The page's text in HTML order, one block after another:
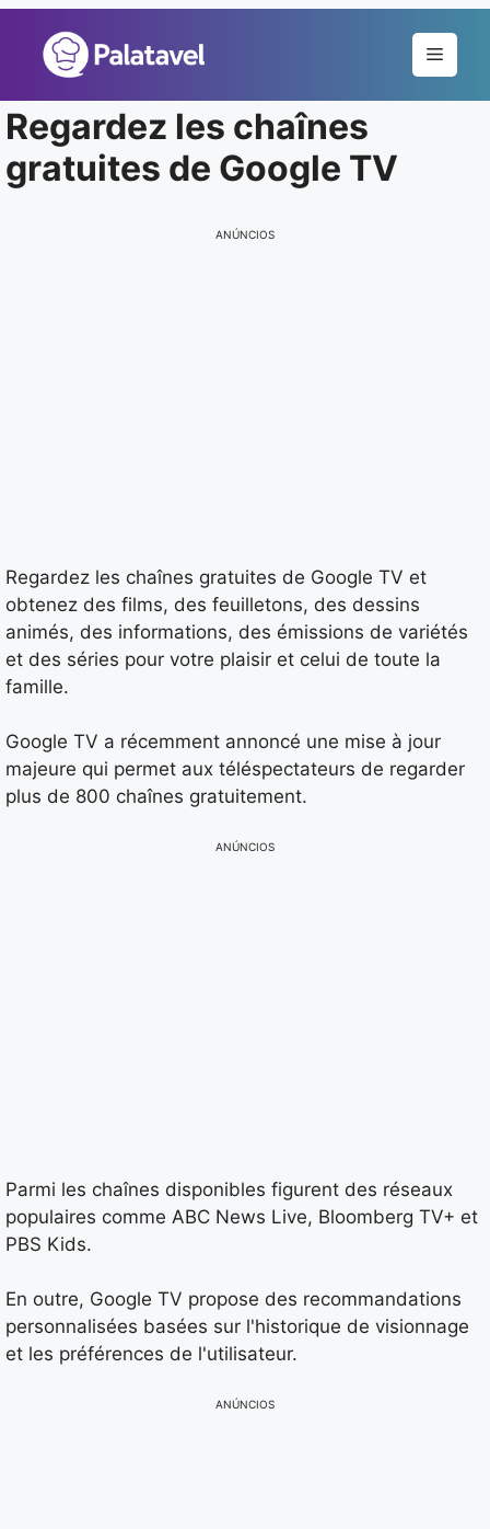
conteúdo
Menu
Regardez les chaînes
gratuites de Google TV
ANÚNCIOS
Regardez les chaînes gratuites de Google TV et
obtenez des films, des feuilletons, des dessins
animés, des informations, des émissions de variétés
et des séries pour votre plaisir et celui de toute la
famille.
Google TV a récemment annoncé une mise à jour
majeure qui permet aux téléspectateurs de regarder
plus de 800 chaînes gratuitement.
ANÚNCIOS
Parmi les chaînes disponibles figurent des réseaux
populaires comme ABC News Live, Bloomberg TV+ et
PBS Kids.
En outre, Google TV propose des recommandations
personnalisées basées sur l'historique de visionnage
et les préférences de l'utilisateur.
ANÚNCIOS